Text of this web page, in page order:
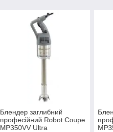
Блендер заглибний
професійний Robot Coupe
MP350VV Ultra